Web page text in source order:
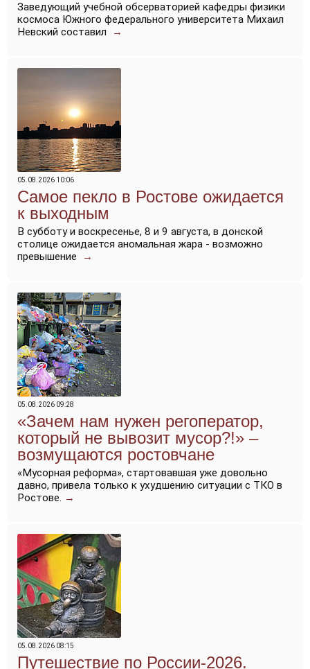
Заведующий учебной обсерваторией кафедры физики
космоса Южного федерального университета Михаил
Невский составил
→
05.08.2026 10:06
Самое пекло в Ростове ожидается
к выходным
В субботу и воскресенье, 8 и 9 августа, в донской
столице ожидается аномальная жара - возможно
превышение
→
05.08.2026 09:28
«Зачем нам нужен регоператор,
который не вывозит мусор?!» –
возмущаются ростовчане
«Мусорная реформа», стартовавшая уже довольно
давно, привела только к ухудшению ситуации с ТКО в
Ростове. →
05.08.2026 08:15
Путешествие по России-2026.